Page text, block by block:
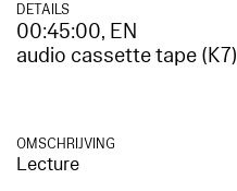
DETAILS
00:45:00, EN
audio cassette tape (K7)
OMSCHRIJVING
Lecture